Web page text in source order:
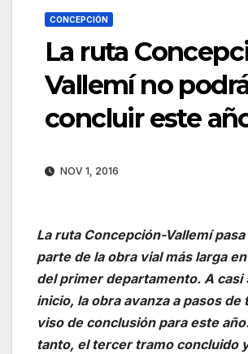
CONCEPCIÓN
La ruta
Vallemí no
concluir este
NOV 1, 2016
La ruta Concepción-Vallemí
parte de la obra vial más larga
del primer departamento. A casi
inicio, la obra avanza a pasos de
viso de conclusión para este
tanto, el tercer tramo concluido